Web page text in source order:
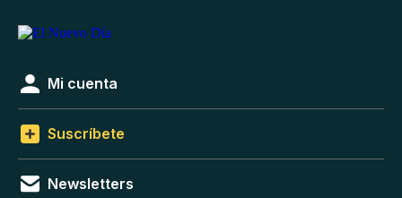
Mi cuenta
Suscríbete
Newsletters